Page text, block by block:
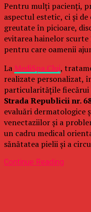
Pentru mulți pacienți,
aspectul estetic, ci și
greutate în picioare,
evitarea hainelor
pentru care oamenii
La MediSpa Cluj,
realizate personalizat,
particularitățile fiecărui
Strada Republicii nr.
evaluări dermatologice
venectaziilor și a
un cadru medical
sănătatea pielii și a
Continue Reading